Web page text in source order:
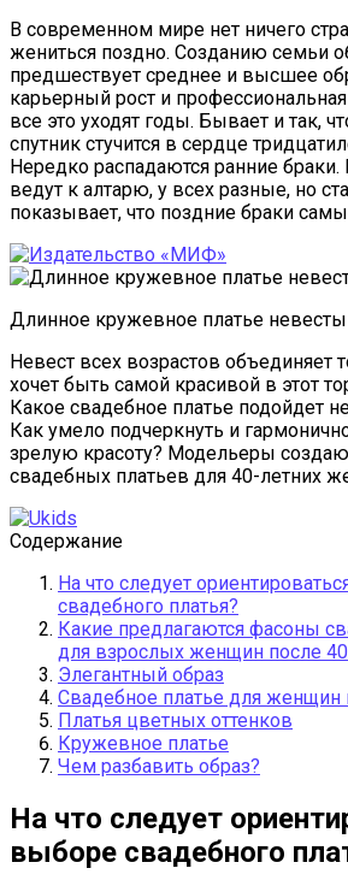
В современном мире нет ничего
жениться поздно. Созданию семьи
предшествует среднее и высшее
карьерный рост и
все это уходят годы. Бывает и так,
спутник стучится в сердце
Нередко распадаются ранние
ведут к алтарю, у всех разные, но
показывает, что поздние браки
Длинное кружевное платье невесты
Невест всех возрастов объединяет
хочет быть самой красивой в этот
Какое свадебное платье подойдет
Как умело подчеркнуть и
зрелую красоту? Модельеры
свадебных платьев для 40-летних
Содержание
На что следует
свадебного платья?
Какие предлагаются фасоны
для взрослых женщин после 40
Элегантный образ
Свадебное платье для женщин
Платья цветных оттенков
Кружевное платье
Чем разбавить образ?
На что следует
выборе свадебного